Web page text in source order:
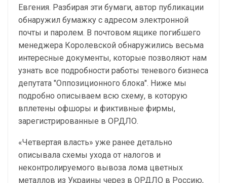
Евгения. Разбирая эти бумаги, автор публикации
обнаружил бумажку с адресом электронной
почты и паролем. В почтовом ящике погибшего
менеджера Королевской обнаружились весьма
интересные документы, которые позволяют нам
узнать все подробности работы теневого бизнеса
депутата "Оппозиционного блока". Ниже мы
подробно описываем всю схему, в которую
вплетены офшоры и фиктивные фирмы,
зарегистрированные в ОРДЛО.
«Четвертая власть» уже ранее детально
описывала схемы ухода от налогов и
неконтролируемого вывоза лома цветных
металлов из Украины через в ОРДЛО в Россию,